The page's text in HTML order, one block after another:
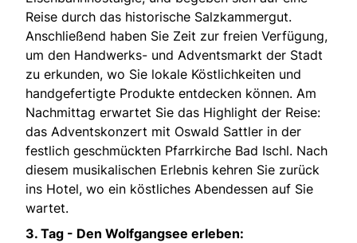
Reise durch das historische Salzkammergut.
Anschließend haben Sie Zeit zur freien Verfügung,
um den Handwerks- und Adventsmarkt der Stadt
zu erkunden, wo Sie lokale Köstlichkeiten und
handgefertigte Produkte entdecken können. Am
Nachmittag erwartet Sie das Highlight der Reise:
das Adventskonzert mit Oswald Sattler in der
festlich geschmückten Pfarrkirche Bad Ischl. Nach
diesem musikalischen Erlebnis kehren Sie zurück
ins Hotel, wo ein köstliches Abendessen auf Sie
wartet.
3. Tag - Den Wolfgangsee erleben: